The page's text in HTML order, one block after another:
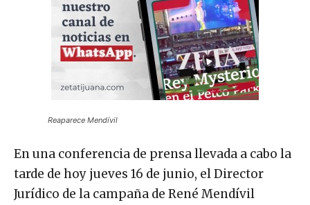
Reaparece Mendívil
En una conferencia de prensa llevada a cabo la
tarde de hoy jueves 16 de junio, el Director
Jurídico de la campaña de René Mendívil